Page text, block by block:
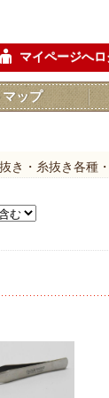
マイページへ
ップ
き・糸抜き各種